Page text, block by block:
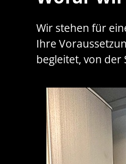
Wir stehen für
Ihre
begleitet, von